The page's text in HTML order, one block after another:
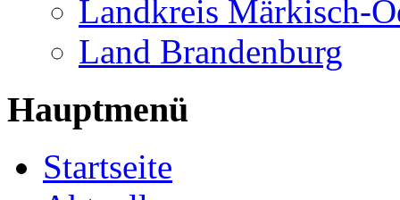
Landkreis Märkisch-
Land Brandenburg
Hauptmenü
Startseite